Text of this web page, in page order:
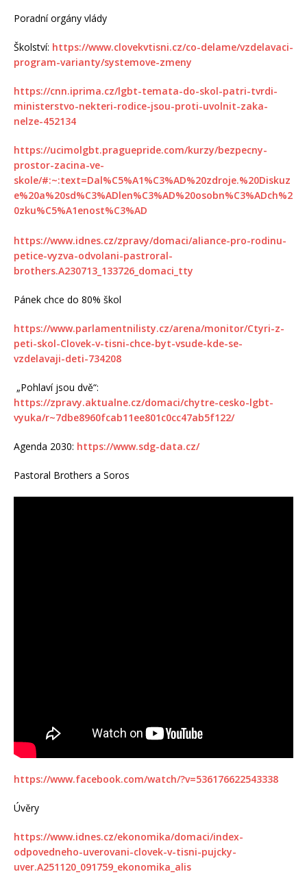
Poradní orgány vlády
Školství: https://www.clovekvtisni.cz/co-delame/vzdelavaci-
program-varianty/systemove-zmeny
https://cnn.iprima.cz/lgbt-temata-do-skol-patri-tvrdi-
ministerstvo-nekteri-rodice-jsou-proti-uvolnit-zaka-
nelze-452134
https://ucimolgbt.praguepride.com/kurzy/bezpecny-
prostor-zacina-ve-
skole/#:~:text=Dal%C5%A1%C3%AD%20zdroje.%20Diskuz
e%20a%20sd%C3%ADlen%C3%AD%20osobn%C3%ADch%2
0zku%C5%A1enost%C3%AD
https://www.idnes.cz/zpravy/domaci/aliance-pro-rodinu-
petice-vyzva-odvolani-pastroral-
brothers.A230713_133726_domaci_tty
Pánek chce do 80% škol
https://www.parlamentnilisty.cz/arena/monitor/Ctyri-z-
peti-skol-Clovek-v-tisni-chce-byt-vsude-kde-se-
vzdelavaji-deti-734208
„Pohlaví jsou dvě“:
https://zpravy.aktualne.cz/domaci/chytre-cesko-lgbt-
vyuka/r~7dbe8960fcab11ee801c0cc47ab5f122/
Agenda 2030: https://www.sdg-data.cz/
Pastoral Brothers a Soros
https://www.facebook.com/watch/?v=536176622543338
Úvěry
https://www.idnes.cz/ekonomika/domaci/index-
odpovedneho-uverovani-clovek-v-tisni-pujcky-
uver.A251120_091759_ekonomika_alis